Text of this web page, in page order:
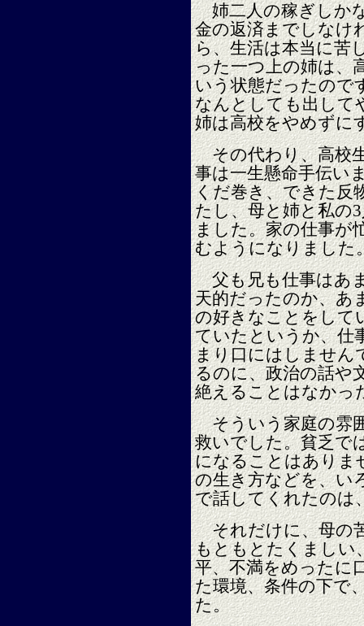
姉二人の稼ぎしか
金の返済までしなけ
ら、生活は本当に苦
った一つ上の姉は、
いう状態だったので
なんとしても出して
姉は高校をやめずに
その代わり、高校
事は一生懸命手伝い
くだ巻き、できた反
たし、母と姉と私の
ました。家の仕事が
むようになりました
父も兄も仕事はあ
天的だったのか、あ
の好きなことをして
ていたというか、仕
まり口にはしません
るのに、政治の話や
絶えることはなかっ
そういう家庭の雰
救いでした。貧乏で
になることはありま
の生き方などを、い
で話してくれたのは
それだけに、母の
もともとたくましい
平、不満をめったに
た環境、条件の下で
た。